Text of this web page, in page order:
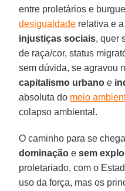
entre proletários e
desigualdade relativa e
injustiças sociais, quer
de raça/cor, status
sem dúvida, se agravou
capitalismo urbano e
absoluta do meio
colapso ambiental.
O caminho para se
dominaçãoe sem
proletariado, com o
uso da força, mas os